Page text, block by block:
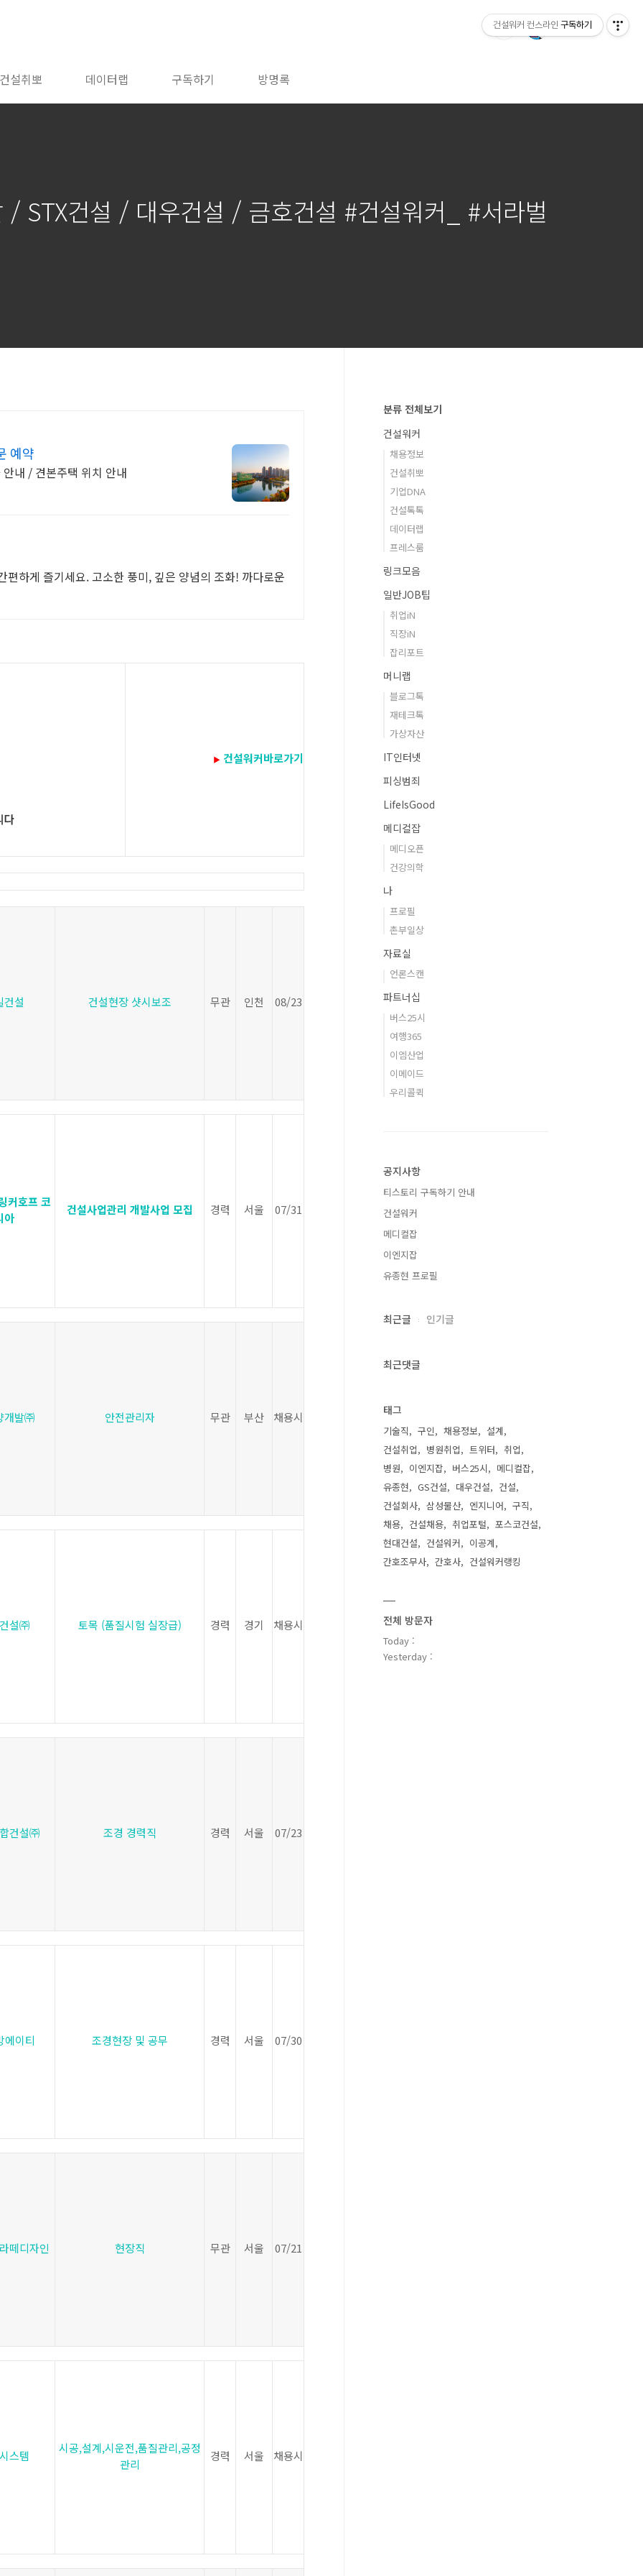
건설취뽀 데이터랩 구독하기 방명록
STX건설 / 대우건설 / 금호건설 #건설워커_ #서라벌
예약
내 / 견본주택 위치 안내
하게 즐기세요. 고소한 풍미, 깊은 양념의 조화! 까다로운
▶ 건설워커바로가기
건설 건설현장 샷시보조 무관 인천 08/23
커호프 코
아
건설사업관리 개발사업 모집 경력 서울 07/31
개발㈜ 안전관리자 무관 부산 채용시
설㈜ 토목 (품질시험 실장급) 경력 경기 채용시
건설㈜ 조경 경력직 경력 서울 07/23
에이티 조경현장 및 공무 경력 서울 07/30
떼디자인 현장직 무관 서울 07/21
스템
시공,설계,시운전,품질관리,공정
관리
경력 서울 채용시
분류 전체보기
건설워커
채용정보
건설취뽀
기업DNA
건설톡톡
데이터랩
프레스룸
링크모음
일반JOB팁
취업iN
직장iN
잡리포트
머니랩
블로그톡
재테크톡
가상자산
IT인터넷
피싱범죄
LifeIsGood
메디컬잡
메디오픈
건강의학
나
프로필
촌부일상
자료실
언론스캔
파트너십
버스25시
여행365
이엠산업
이메이드
우리콜퀵
공지사항
티스토리 구독하기 안내
건설워커
메디컬잡
이엔지잡
유종현 프로필
최근글 인기글
최근댓글
태그
기술직 구인 채용정보
설계
건설취업
병원취업 트위터
취업
병원
이엔지잡 버스25시
메디컬잡
유종현
GS건설 대우건설
건설
건설회사
삼성물산 엔지니어
구직
채용
건설채용 취업포털
포스코건설
현대건설
건설워커
이공계
간호조무사
간호사 건설워커랭킹
전체 방문자
Today :
Yesterday :
건설워커 컨스라인 구독하기